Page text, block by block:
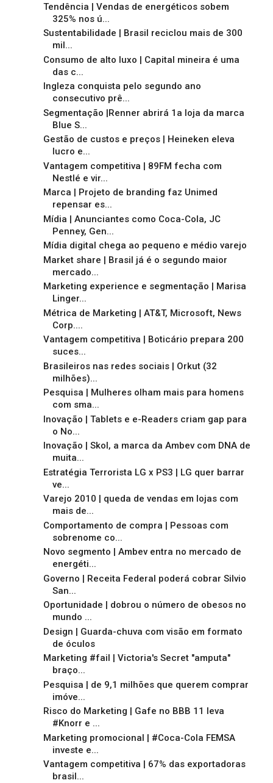
Tendência | Vendas de energéticos sobem
325% nos ú...
Sustentabilidade | Brasil reciclou mais de 300
mil...
Consumo de alto luxo | Capital mineira é uma
das c...
Ingleza conquista pelo segundo ano
consecutivo prê...
Segmentação |Renner abrirá 1a loja da marca
Blue S...
Gestão de custos e preços | Heineken eleva
lucro e...
Vantagem competitiva | 89FM fecha com
Nestlé e vir...
Marca | Projeto de branding faz Unimed
repensar es...
Mídia | Anunciantes como Coca-Cola, JC
Penney, Gen...
Mídia digital chega ao pequeno e médio varejo
Market share | Brasil já é o segundo maior
mercado...
Marketing experience e segmentação | Marisa
Linger...
Métrica de Marketing | AT&T, Microsoft, News
Corp....
Vantagem competitiva | Boticário prepara 200
suces...
Brasileiros nas redes sociais | Orkut (32
milhões)...
Pesquisa | Mulheres olham mais para homens
com sma...
Inovação | Tablets e e-Readers criam gap para
o No...
Inovação | Skol, a marca da Ambev com DNA de
muita...
Estratégia Terrorista LG x PS3 | LG quer barrar
ve...
Varejo 2010 | queda de vendas em lojas com
mais de...
Comportamento de compra | Pessoas com
sobrenome co...
Novo segmento | Ambev entra no mercado de
energéti...
Governo | Receita Federal poderá cobrar Silvio
San...
Oportunidade | dobrou o número de obesos no
mundo ...
Design | Guarda-chuva com visão em formato
de óculos
Marketing #fail | Victoria's Secret "amputa"
braço...
Pesquisa | de 9,1 milhões que querem comprar
imóve...
Risco do Marketing | Gafe no BBB 11 leva
#Knorr e ...
Marketing promocional | #Coca-Cola FEMSA
investe e...
Vantagem competitiva | 67% das exportadoras
brasil...